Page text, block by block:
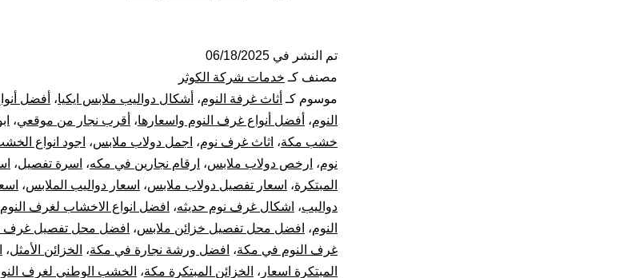
بمكة
فك
و
تركيب
غرف
تم النشر في 06/18/2025
مصنف كـ خدمات شركة الكوثر
موسوم كـ أثاث غرفة النوم، أشكال دواليب ملابس ايكيا، أفضل
النوم، أفضل أنواع غرف النوم واسعارها، أقرب نجار من موقعي،
خشب مكة، اثاث غرف نوم، اجمل دولاب ملابس، اجود انواع
نوم، ارخص دولاب ملابس، ارقام نجارين في مكه، اسرة تفصيل،
المبتكرة، اسعار تفصيل دولاب ملابس، اسعار دواليب الملابس،
دواليب، اشكال غرف نوم حديثه، افضل انواع الاخشاب لغرف النوم
النوم، افضل محل تفصيل خزائن ملابس، افضل محل تفصيل غرف
غرف النوم في مكة، افضل ورشة نجارة في مكة، الخزائن الأمثل،
المبتكرة اسعار ، الخزائن المبتكرة مكة، الخشب الوطني لغرف